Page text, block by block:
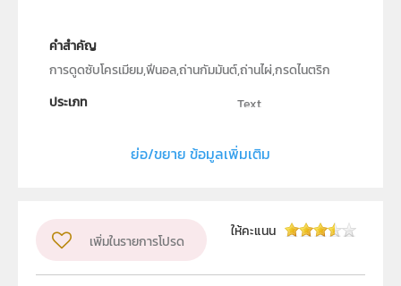
คำสำคัญ
การดูดซับโครเมียม,ฟีนอล,ถ่านกัมมันต์,ถ่านไผ่,กรดไนตริก
ประเภท
Text
คณะวิทยาศาสตร์ มหาวิยาลัยเกษตรศาสตร์
ระดับชั้น
ม.4, ม.5, ม.6
ย่อ/ขยาย ข้อมูลเพิ่มเติม
เพิ่มในรายการโปรด
ให้คะแนน